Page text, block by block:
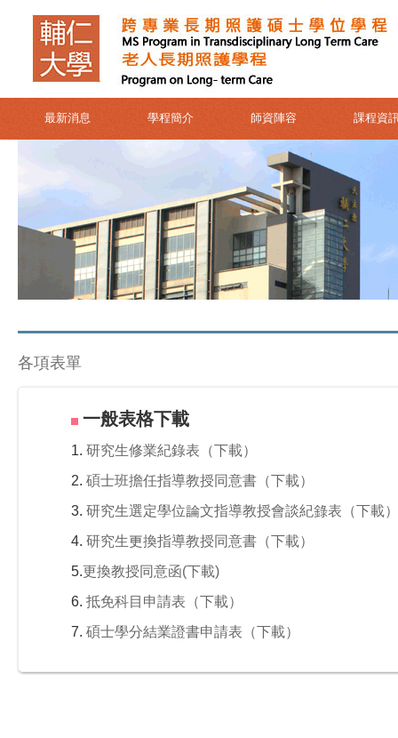
最新消息 學程簡介 師資陣容 課程資
各項表單
一般表格下載
1. 研究生修業紀錄表（下載）
2. 碩士班擔任指導教授同意書（下載）
3. 研究生選定學位論文指導教授會談紀錄表（下載）
4. 研究生更換指導教授同意書（下載）
5.更換教授同意函(下載)
6. 抵免科目申請表（下載）
7. 碩士學分結業證書申請表 （下載）